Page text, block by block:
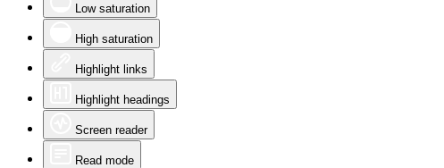
Low saturation
High saturation
Highlight links
Highlight headings
Screen reader
Read mode